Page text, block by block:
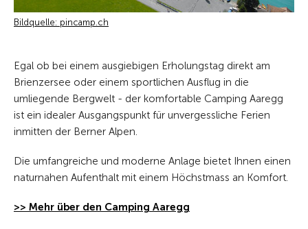
Bildquelle: pincamp.ch
Egal ob bei einem ausgiebigen Erholungstag direkt am
Brienzersee oder einem sportlichen Ausflug in die
umliegende Bergwelt - der komfortable Camping Aaregg
ist ein idealer Ausgangspunkt für unvergessliche Ferien
inmitten der Berner Alpen.
Die umfangreiche und moderne Anlage bietet Ihnen einen
naturnahen Aufenthalt mit einem Höchstmass an Komfort.
>> Mehr über den Camping Aaregg